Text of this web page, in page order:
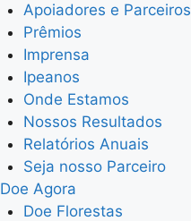
Apoiadores e Parceiros
Prêmios
Imprensa
Ipeanos
Onde Estamos
Nossos Resultados
Relatórios Anuais
Seja nosso Parceiro
Doe Agora
Doe Florestas